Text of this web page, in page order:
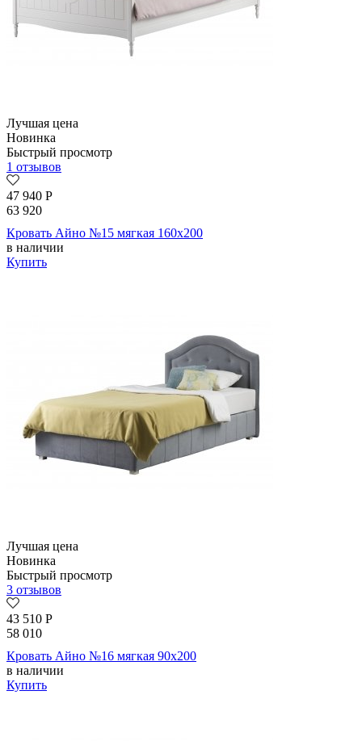
Лучшая цена
Новинка
Быстрый просмотр
1 отзывов
47 940 Р
63 920
Кровать Айно №15 мягкая 160х200
в наличии
Купить
Лучшая цена
Новинка
Быстрый просмотр
3 отзывов
43 510 Р
58 010
Кровать Айно №16 мягкая 90х200
в наличии
Купить